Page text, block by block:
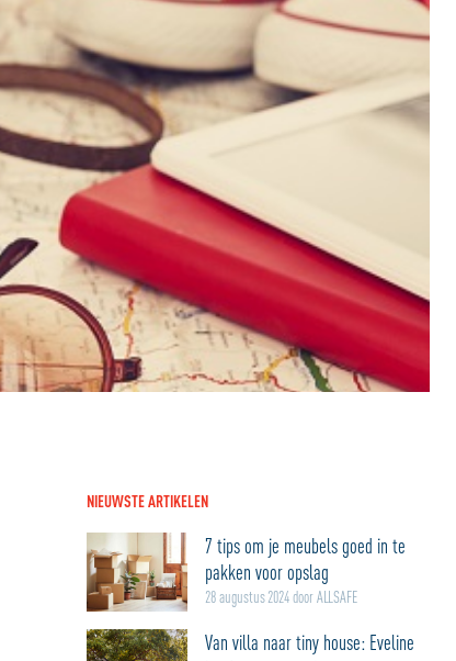
NIEUWSTE ARTIKELEN
7 tips om je meubels goed in te
pakken voor opslag
28 augustus 2024 door ALLSAFE
Van villa naar tiny house: Eveline